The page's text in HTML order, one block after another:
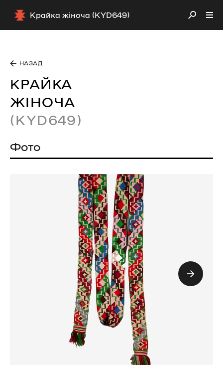
Крайка жіноча (KYD649)
НАЗАД
КРАЙКА
ЖІНОЧА
(KYD649)
Фото